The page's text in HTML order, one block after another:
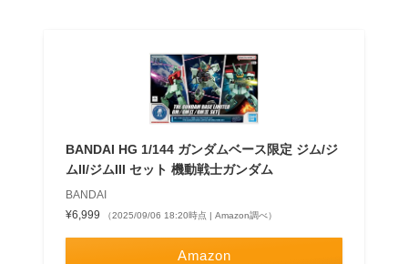
BANDAI HG 1/144 ガンダムベース限定 ジム/ジ
ムII/ジムIII セット 機動戦士ガンダム
BANDAI
¥6,999
（2025/09/06 18:20時点 | Amazon調べ）
Amazon